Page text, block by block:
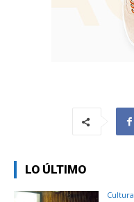
LO ÚLTIMO
Cultura